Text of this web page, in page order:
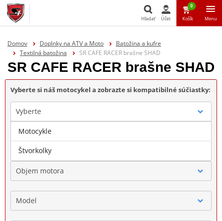
Hľadať Účet
0
Košík Menu
Domov Doplnky na ATV a Moto
Batožina a kufre
Textilná batožina
SR CAFE RACER brašne SHAD
SR CAFE RACER brašne SHAD
Vyberte si náš motocykel a zobrazte si kompatibilné súčiastky:
Vyberte
Značka
Objem motora
Model
Motocykle
Štvorkolky